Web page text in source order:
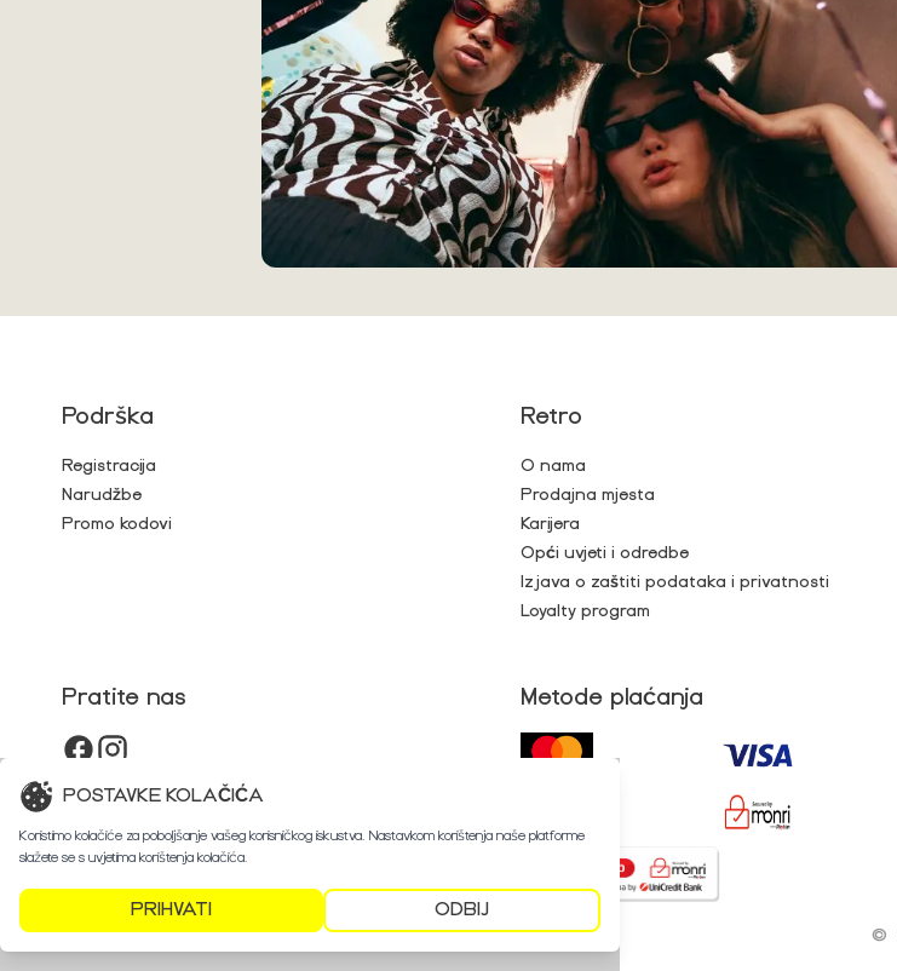
Podrška
Registracija
Narudžbe
Promo kodovi
Retro
O nama
Prodajna mjesta
Karijera
Opći uvjeti i odredbe
Izjava o zaštiti podataka i privatnosti
Loyalty program
Pratite nas Metode plaćanja
©
POSTAVKE KOLAČIĆA
Koristimo kolačiće za poboljšanje vašeg korisničkog iskustva. Nastavkom korištenja naše platforme
slažete se s uvjetima korištenja kolačića.
PRIHVATI ODBIJ